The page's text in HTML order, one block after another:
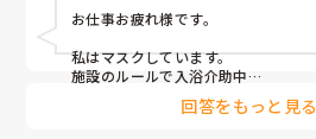
お仕事お疲れ様です。
私はマスクしています。
施設のルールで入浴介助中
息苦しい時は外してもよいと
なっていますが、 回答をもっと見る